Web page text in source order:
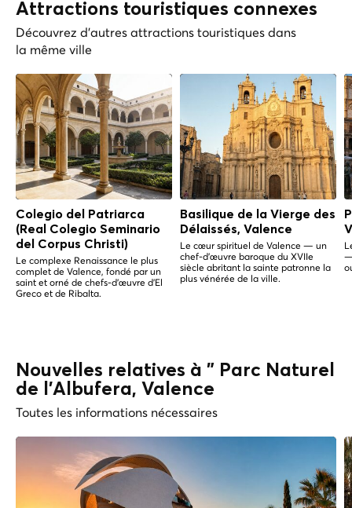
Attractions touristiques connexes
Découvrez d'autres attractions touristiques dans
la même ville
Colegio del Patriarca
(Real Colegio Seminario
del Corpus Christi)
Le complexe Renaissance le plus
complet de Valence, fondé par un
saint et orné de chefs-d'œuvre d'El
Greco et de Ribalta.
Basilique de la Vierge des
Délaissés, Valence
Le cœur spirituel de Valence — un
chef-d'œuvre baroque du XVIIe
siècle abritant la sainte patronne la
plus vénérée de la ville.
—
Nouvelles relatives à " Parc Naturel
de l'Albufera, Valence
Toutes les informations nécessaires